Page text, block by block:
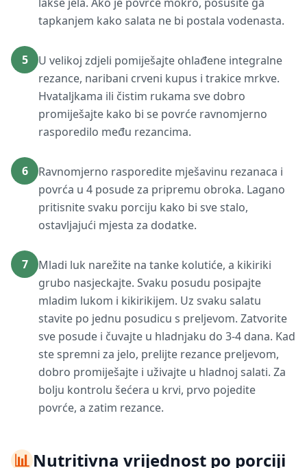
tapkanjem kako salata ne bi postala vodenasta.
5
U velikoj zdjeli pomiješajte ohlađene integralne
rezance, naribani crveni kupus i trakice mrkve.
Hvataljkama ili čistim rukama sve dobro
promiješajte kako bi se povrće ravnomjerno
rasporedilo među rezancima.
6
Ravnomjerno rasporedite mješavinu rezanaca i
povrća u 4 posude za pripremu obroka. Lagano
pritisnite svaku porciju kako bi sve stalo,
ostavljajući mjesta za dodatke.
7
Mladi luk narežite na tanke kolutiće, a kikiriki
grubo nasjeckajte. Svaku posudu posipajte
mladim lukom i kikirikijem. Uz svaku salatu
stavite po jednu posudicu s preljevom. Zatvorite
sve posude i čuvajte u hladnjaku do 3-4 dana. Kad
ste spremni za jelo, prelijte rezance preljevom,
dobro promiješajte i uživajte u hladnoj salati. Za
bolju kontrolu šećera u krvi, prvo pojedite
povrće, a zatim rezance.
📊Nutritivna vrijednost po porciji